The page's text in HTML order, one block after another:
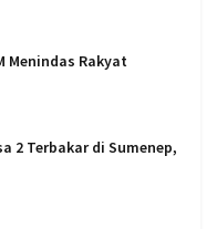
Menindas Rakyat
2 Terbakar di Sumenep,